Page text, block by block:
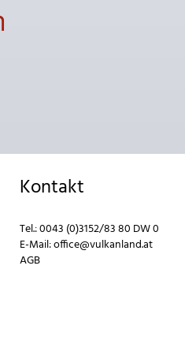
Kontakt
Tel.:0043 (0)3152/83 80 DW 0
E-Mail:office@vulkanland.at
AGB